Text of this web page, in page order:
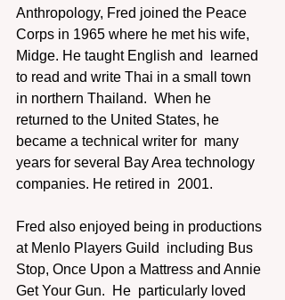
Anthropology, Fred joined the Peace
Corps in 1965 where he met his wife,
Midge. He taught English and  learned
to read and write Thai in a small town
in northern Thailand.  When he
returned to the United States, he
became a technical writer for  many
years for several Bay Area technology
companies. He retired in  2001.
Fred also enjoyed being in productions
at Menlo Players Guild  including Bus
Stop, Once Upon a Mattress and Annie
Get Your Gun.  He  particularly loved